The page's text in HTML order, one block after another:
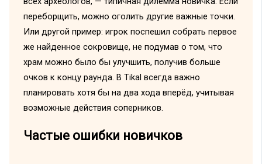
переборщить, можно оголить другие важные точки.
Или другой пример: игрок поспешил собрать первое
же найденное сокровище, не подумав о том, что
храм можно было бы улучшить, получив больше
очков к концу раунда. В Tikal всегда важно
планировать хотя бы на два хода вперёд, учитывая
возможные действия соперников.
Частые ошибки новичков